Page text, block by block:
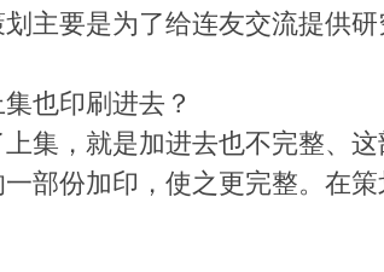
主要是为了给连友交流提供
也印刷进去？
，就是加进去也不完整、这
部份加印，使之更完整。在